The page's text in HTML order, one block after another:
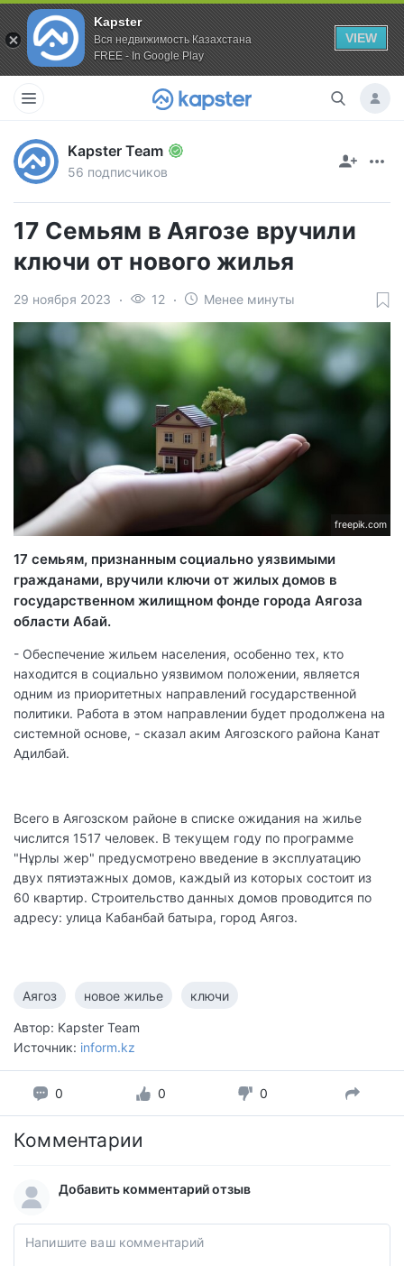
Kapster
Вся недвижимость Казахстана
FREE - In Google Play
VIEW
Kapster Team
56 подписчиков
17 Семьям в Аягозе вручили
ключи от нового жилья
29 ноября 2023 12 Менее минуты
freepik.com
17 семьям, признанным социально уязвимыми
гражданами, вручили ключи от жилых домов в
государственном жилищном фонде города Аягоза
области Абай.
- Обеспечение жильем населения, особенно тех, кто
находится в социально уязвимом положении, является
одним из приоритетных направлений государственной
политики. Работа в этом направлении будет продолжена на
системной основе, - сказал аким Аягозского района Канат
Адилбай.
Всего в Аягозском районе в списке ожидания на жилье
числится 1517 человек. В текущем году по программе
"Нұрлы жер" предусмотрено введение в эксплуатацию
двух пятиэтажных домов, каждый из которых состоит из
60 квартир. Строительство данных домов проводится по
адресу: улица Кабанбай батыра, город Аягоз.
Аягоз новое жилье ключи
Автор: Kapster Team
Источник: inform.kz
0 0 0
Комментарии
Добавить комментарий отзыв